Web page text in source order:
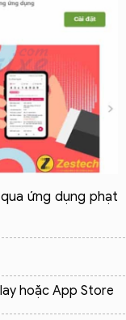
ứng dụng phạt
hoặc App Store